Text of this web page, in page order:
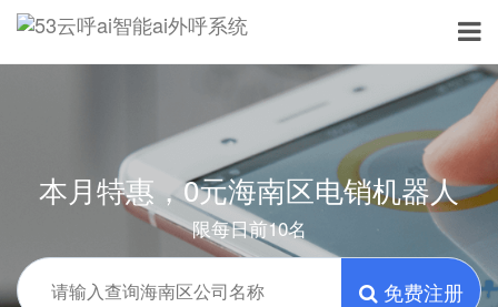
本月特惠，0元海南区电销机器人
限每日前10名
免费注册